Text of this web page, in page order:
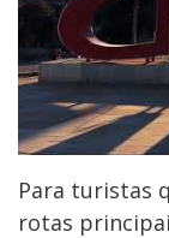
Para turistas
rotas